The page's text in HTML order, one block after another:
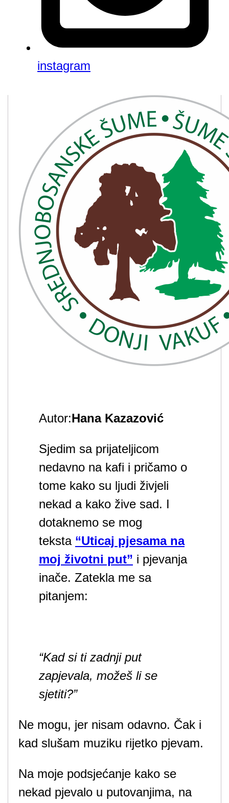
instagram
Autor:Hana Kazazović
Sjedim sa prijateljicom
nedavno na kafi i pričamo o
tome kako su ljudi živjeli
nekad a kako žive sad. I
dotaknemo se mog
teksta “Uticaj pjesama na
moj životni put” i pjevanja
inače. Zatekla me sa
pitanjem:
“Kad si ti zadnji put
zapjevala, možeš li se
sjetiti?”
Ne mogu, jer nisam odavno. Čak i
kad slušam muziku rijetko pjevam.
Na moje podsjećanje kako se
nekad pjevalo u putovanjima, na